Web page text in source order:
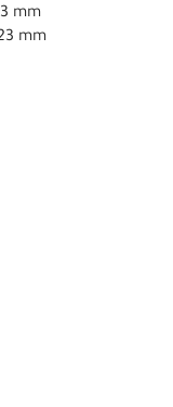
mm
mm